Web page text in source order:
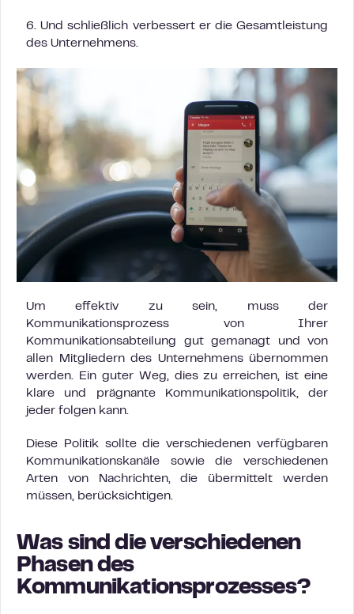
6. Und schließlich verbessert er die Gesamtleistung
des Unternehmens.
Um effektiv zu sein, muss der
Kommunikationsprozess von Ihrer
Kommunikationsabteilung gut gemanagt und von
allen Mitgliedern des Unternehmens übernommen
werden. Ein guter Weg, dies zu erreichen, ist eine
klare und prägnante Kommunikationspolitik, der
jeder folgen kann.
Diese Politik sollte die verschiedenen verfügbaren
Kommunikationskanäle sowie die verschiedenen
Arten von Nachrichten, die übermittelt werden
müssen, berücksichtigen.
Was sind die verschiedenen
Phasen des
Kommunikationsprozesses?